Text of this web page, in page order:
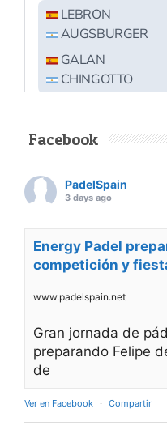
Facebook
PadelSpain
3 days ago
Energy Padel
competición y
www.padelspain.net
Gran jornada de
preparando Felipe
de
Ver en Facebook · Compartir